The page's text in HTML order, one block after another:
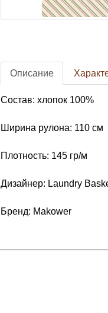
Описание
Состав: хлопок 100%
Ширина рулона: 110 см
Плотность: 145 гр/м
Дизайнер: Laundry
Бренд: Makower